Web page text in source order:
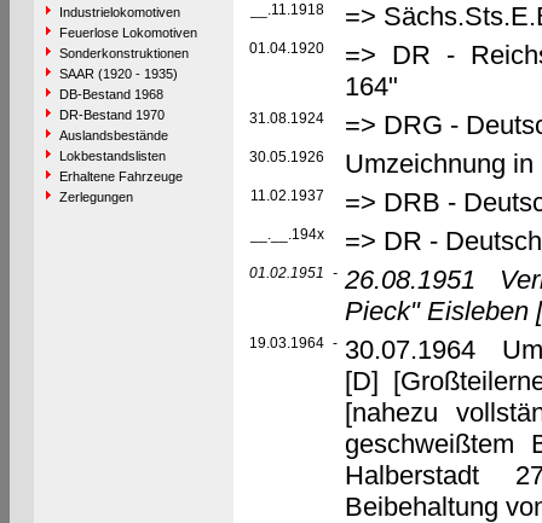
Industrielokomotiven
Feuerlose Lokomotiven
Sonderkonstruktionen
SAAR (1920 - 1935)
DB-Bestand 1968
DR-Bestand 1970
Auslandsbestände
Lokbestandslisten
Erhaltene Fahrzeuge
Zerlegungen
__.11.1918 =>
01.04.1920
=> DR -
164"
31.08.1924 => DRG -
30.05.1926 Umzeichnung
11.02.1937 => DRB -
__.__.194x => DR -
01.02.1951 - 26.08.1951
Pieck" Eisleben
19.03.1964 - 30.07.1964
[D]
[nahezu
geschweißtem
Halberstadt
Beibehaltung